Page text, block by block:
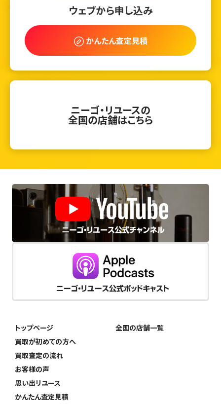
ウェブから申し込み
かんたん査定見積
ニーゴ・リユースの
全国の店舗はこちら
トップページ
買取が初めての方へ
買取査定の流れ
お客様の声
思い出リユース
かんたん査定見積
全国の店舗一覧